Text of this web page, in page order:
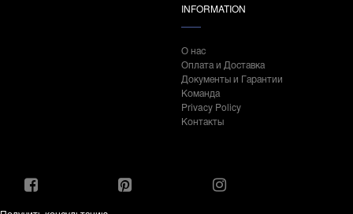
INFORMATION
О нас
Оплата и Доставка
Документы и Гарантии
Команда
Privacy Policy
Контакты